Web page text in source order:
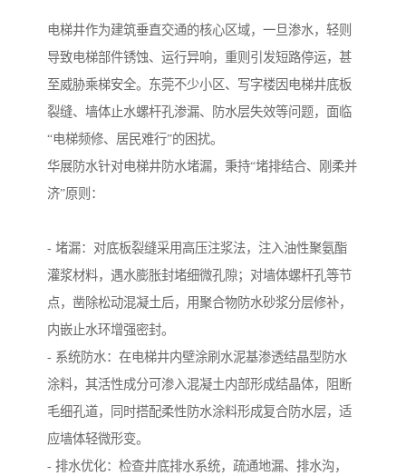
电梯井作为建筑垂直交通的核心区域，一旦渗水，轻则
导致电梯部件锈蚀、运行异响，重则引发短路停运，甚
至威胁乘梯安全。东莞不少小区、写字楼因电梯井底板
裂缝、墙体止水螺杆孔渗漏、防水层失效等问题，面临
“电梯频修、居民难行”的困扰。
华展防水针对电梯井防水堵漏，秉持“堵排结合、刚柔并
济”原则：
- 堵漏：对底板裂缝采用高压注浆法，注入油性聚氨酯
灌浆材料，遇水膨胀封堵细微孔隙；对墙体螺杆孔等节
点，凿除松动混凝土后，用聚合物防水砂浆分层修补，
内嵌止水环增强密封。
- 系统防水：在电梯井内壁涂刷水泥基渗透结晶型防水
涂料，其活性成分可渗入混凝土内部形成结晶体，阻断
毛细孔道，同时搭配柔性防水涂料形成复合防水层，适
应墙体轻微形变。
- 排水优化：检查井底排水系统，疏通地漏、排水沟，